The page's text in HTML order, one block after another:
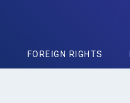
FOREIGN RIGHTS